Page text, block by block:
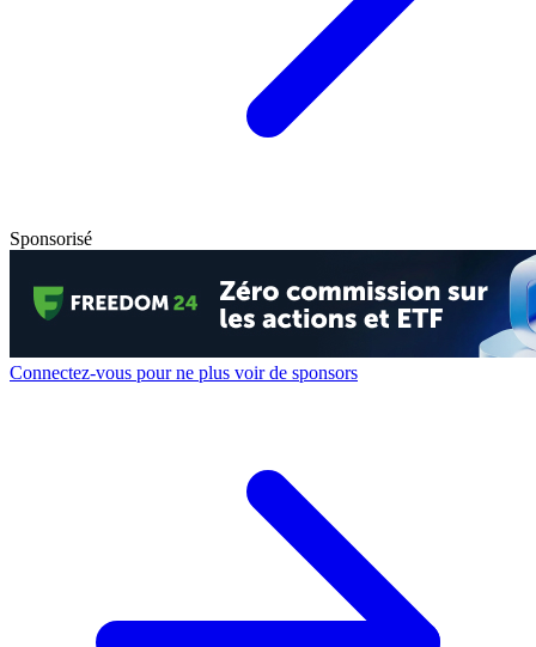
Sponsorisé
Connectez-vous pour ne plus voir de sponsors